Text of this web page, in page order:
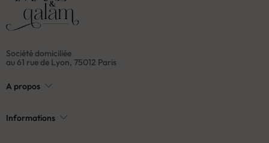
Société domiciliée
au 61 rue de Lyon, 75012 Paris
A propos
Informations